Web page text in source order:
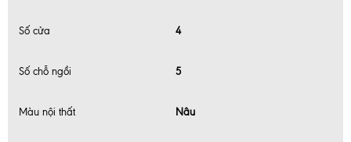
Số cửa 4
Số chỗ ngồi 5
Màu nội thất Nâu